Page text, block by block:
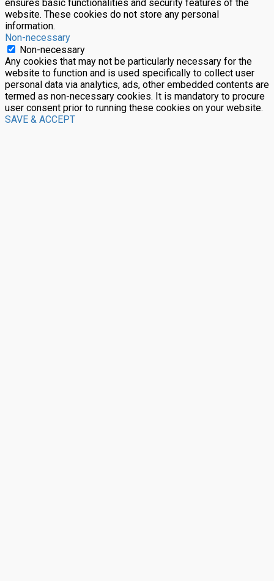
ensures basic functionalities and security features of the
website. These cookies do not store any personal
information.
Non-necessary
Non-necessary
Any cookies that may not be particularly necessary for the
website to function and is used specifically to collect user
personal data via analytics, ads, other embedded contents are
termed as non-necessary cookies. It is mandatory to procure
user consent prior to running these cookies on your website.
SAVE & ACCEPT